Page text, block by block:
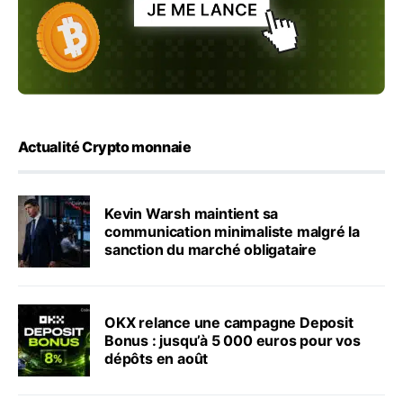
Actualité Crypto monnaie
Kevin Warsh maintient sa
communication minimaliste malgré la
sanction du marché obligataire
OKX relance une campagne Deposit
Bonus : jusqu’à 5 000 euros pour vos
dépôts en août